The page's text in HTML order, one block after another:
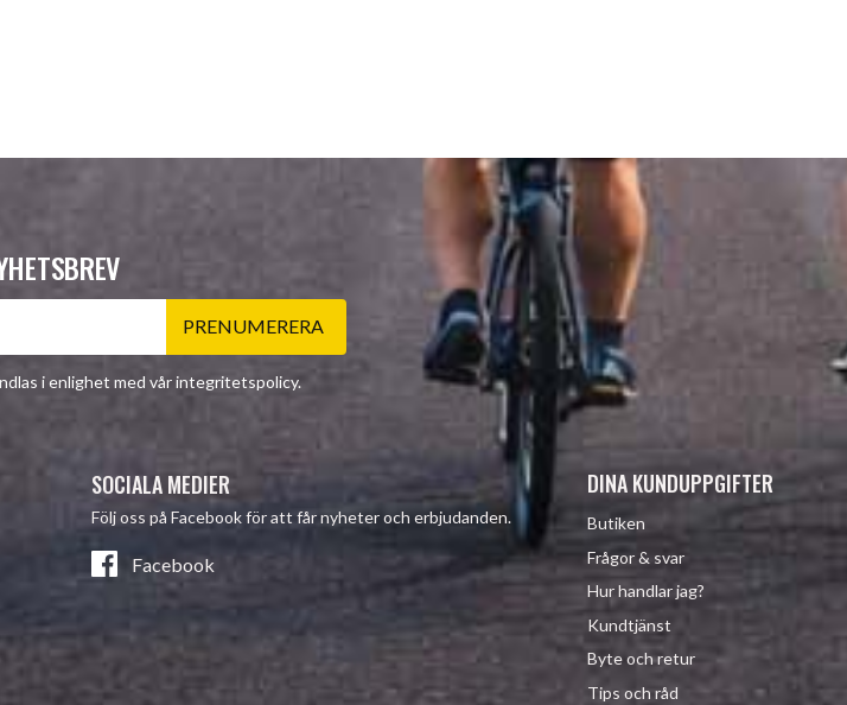
PRENUMERERA
i enlighet med vårintegritetspolicy.
SOCIALA MEDIER
Följ oss på Facebook för att får nyheter och erbjudanden.
Facebook
DINA KUNDUPPGIFTER
Butiken
Frågor & svar
Hur handlar jag?
Kundtjänst
Byte och retur
Tips och råd